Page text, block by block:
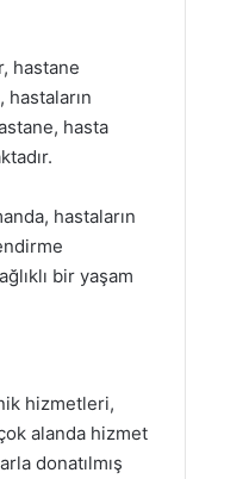
hastane
hasta
hastaların
bir yaşam
hizmetleri,
alanda hizmet
donatılmış